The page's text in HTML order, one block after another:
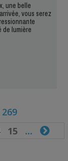
une belle
vous serez
de lumière
15... 